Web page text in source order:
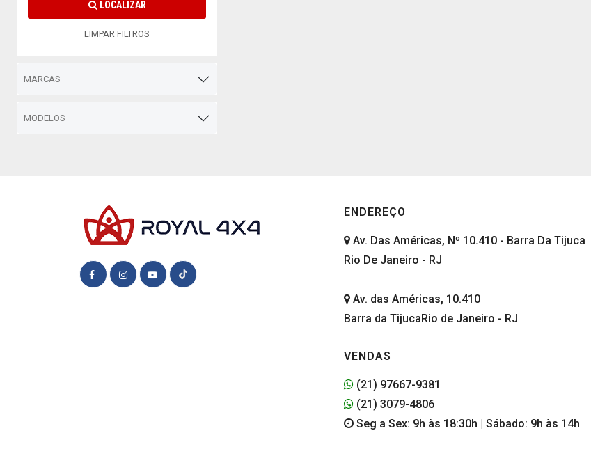
LOCALIZAR
LIMPAR FILTROS
MARCAS
MODELOS
ENDEREÇO
Av. Das Américas, Nº 10.410 - Barra Da Tijuca
Rio De Janeiro - RJ
Av. das Américas, 10.410
Barra da TijucaRio de Janeiro - RJ
VENDAS
(21) 97667-9381
(21) 3079-4806
Seg a Sex: 9h às 18:30h | Sábado: 9h às 14h